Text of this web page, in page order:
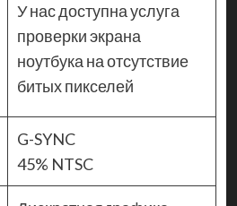
У нас доступна услуга
проверки экрана
ноутбука на отсутствие
битых пикселей
G-SYNC
45% NTSC